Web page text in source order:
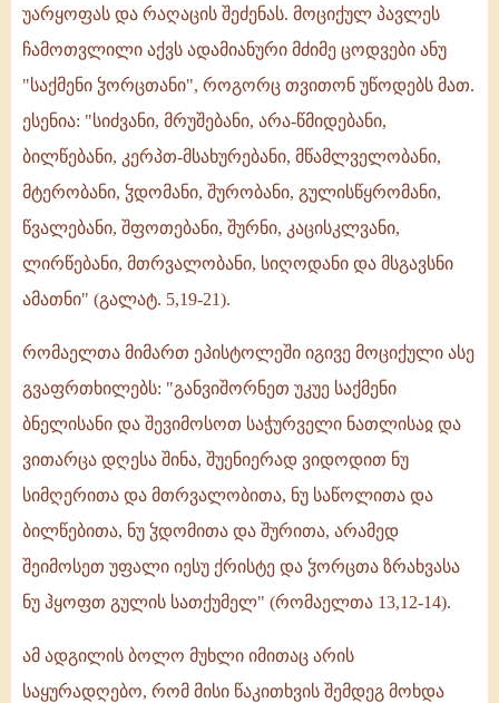
უარყოფას და რაღაცის შეძენას. მოციქულ პავლეს
ჩამოთვლილი აქვს ადამიანური მძიმე ცოდვები ანუ
"საქმენი ჴორცთანი", როგორც თვითონ უწოდებს მათ.
ესენია: "სიძვანი, მრუშებანი, არა-წმიდებანი,
ბილწებანი, კერპთ-მსახურებანი, მწამლველობანი,
მტერობანი, ჴდომანი, შურობანი, გულისწყრომანი,
წვალებანი, შფოთებანი, შურნი, კაცისკლვანი,
ლირწებანი, მთრვალობანი, სიღოდანი და მსგავსნი
ამათნი" (გალატ. 5,19-21).
რომაელთა მიმართ ეპისტოლეში იგივე მოციქული ასე
გვაფრთხილებს: "განვიშორნეთ უკუე საქმენი
ბნელისანი და შევიმოსოთ საჭურველი ნათლისაჲ და
ვითარცა დღესა შინა, შუენიერად ვიდოდით ნუ
სიმღერითა და მთრვალობითა, ნუ საწოლითა და
ბილწებითა, ნუ ჴდომითა და შურითა, არამედ
შეიმოსეთ უფალი იესუ ქრისტე და ჴორცთა ზრახვასა
ნუ ჰყოფთ გულის სათქუმელ" (რომაელთა 13,12-14).
ამ ადგილის ბოლო მუხლი იმითაც არის
საყურადღებო, რომ მისი წაკითხვის შემდეგ მოხდა